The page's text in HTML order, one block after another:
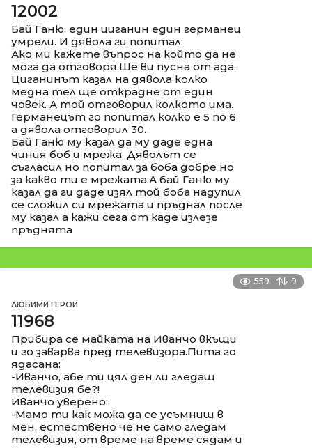
12002
Бай Ганю, един циганин един германец
умрели. И дявола ги попитал:
Ако ми кажете въпрос на който да не
мога да отговоря.Ще ви пусна от ада.
Циганинът казал на дявола колко
медна тел ще открадне от един
човек. А той отговорил колкото има.
Германецът го попитал колко е 5 по 6
а дявола отговорил 30.
Бай Ганю му казал да му даде една
чиния боб и мрежа. Дяволът се
съгласил но попитал за боба добре но
за какво ти е мрежата.А бай Ганю му
казал да ги даде изял той боба надупил
се сложил си мрежата и пръднал после
му казал а кажи сега от каде излезе
пръднята
559 9
ЛЮБИМИ ГЕРОИ
11968
Прибира се майката на Иванчо вкъщи
и го заварва пред телевизора.Пита го
ядасана:
-Иванчо, абе ти цял ден ли гледаш
телевизия бе?!
Иванчо уверено:
-Мамо ти как можа да се усъмниш в
мен, естествено че не само гледам
телевизия, от време на време сядам и